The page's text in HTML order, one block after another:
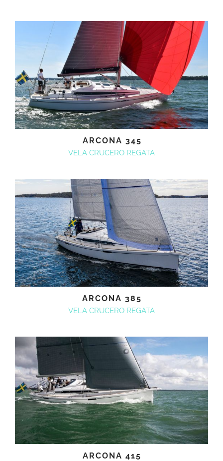
ARCONA 345
VELA CRUCERO REGATA
ARCONA 385
VELA CRUCERO REGATA
ARCONA 415